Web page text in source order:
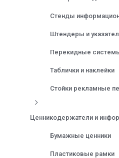
Стенды
Штендеры и
Перекидные
Таблички и наклейки
Стойки рекламные
Ценникодержатели и
Бумажные ценники
Пластиковые рамки